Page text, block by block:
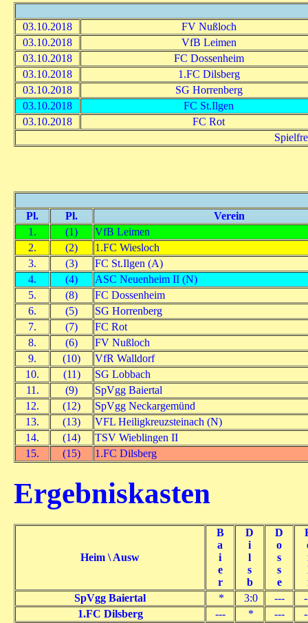
03.10.2018
FV Nußloch
03.10.2018
VfB Leimen
03.10.2018
FC Dossenheim
03.10.2018
1.FC Dilsberg
03.10.2018
SG Horrenberg
03.10.2018
FC St.Ilgen
03.10.2018
FC Rot
Pl. Pl.
Verein
1.
(1)
VfB Leimen
2.
(2)
1.FC Wiesloch
3.
(3)
FC St.Ilgen (A)
4.
(4)
ASC Neuenheim II (N)
5.
(8)
FC Dossenheim
6.
(5)
SG Horrenberg
7.
(7)
FC Rot
8.
(6)
FV Nußloch
9.
(10)
VfR Walldorf
10.
(11)
SG Lobbach
11.
(9)
SpVgg Baiertal
12.
(12)
SpVgg Neckargemünd
13.
(13)
VFL Heiligkreuzsteinach (N)
14.
(14)
TSV Wieblingen II
15.
(15) 1.FC Dilsberg
Ergebniskasten
Heim \ Ausw
B
a
i
e
r
D
i
l
s
b
D
o
s
s
e
SpVgg Baiertal
* 3:0 ---
1.FC Dilsberg
--- * ---